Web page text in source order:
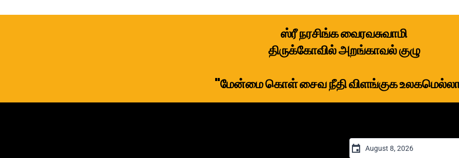
ஸ்ரீ நரசிங்க வைரவசுவாமி
திருக்கோவில் அறங்காவல் குழு
"மேன்மை கொள் சைவ நீதி விளங்குக